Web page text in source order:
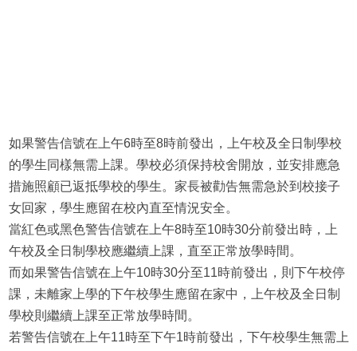
如果警告信號在上午6時至8時前發出，上午校及全日制學校
的學生同樣無需上課。學校必須保持校舍開放，並安排應急
措施照顧已返抵學校的學生。家長被勸告無需急於到校接子
女回家，學生應留在校內直至情況安全。
當紅色或黑色警告信號在上午8時至10時30分前發出時，上
午校及全日制學校應繼續上課，直至正常放學時間。
而如果警告信號在上午10時30分至11時前發出，則下午校停
課，未離家上學的下午校學生應留在家中，上午校及全日制
學校則繼續上課至正常放學時間。
若警告信號在上午11時至下午1時前發出，下午校學生無需上